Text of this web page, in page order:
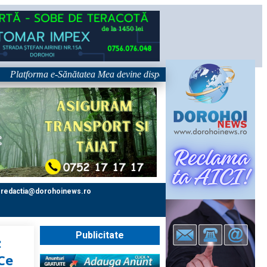
e-Sănătatea Mea devine disponibilă pe 1 septembrie: pacientul
redactia@dorohoinews.ro
Publicitate